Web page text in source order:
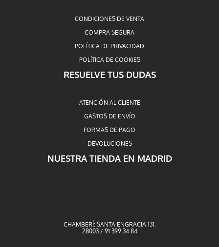
CONDICIONES DE VENTA
COMPRA SEGURA
POLÍTICA DE PRIVACIDAD
POLÍTICA DE COOKIES
RESUELVE TUS DUDAS
ATENCIÓN AL CLIENTE
GASTOS DE ENVÍO
FORMAS DE PAGO
DEVOLUCIONES
NUESTRA TIENDA EN MADRID
CHAMBERÍ: SANTA ENGRACIA 131.
28003 / 91 399 34 84